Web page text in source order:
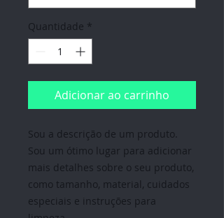
Quantidade *
Adicionar ao carrinho
Sou a descrição de um produto.
Sou um ótimo lugar para adicionar
mais detalhes sobre o seu produto,
como tamanho, material, cuidados
especiais e instruções para